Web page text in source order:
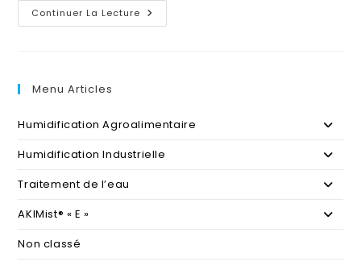
Continuer La Lecture L’Importance
De
Menu Articles
Humidification Agroalimentaire
Humidification Industrielle
Traitement de l’eau
AKIMist® « E »
Non classé